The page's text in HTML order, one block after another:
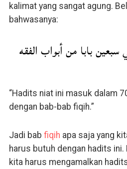
kalimat yang sangat agung.
bahwasanya:
بابا من أبواب الفقه
“Hadits niat ini masuk dalam
dengan bab-bab fiqih.”
Jadi bab fiqih apa saja yang
harus butuh dengan hadits ini.
kita harus mengamalkan